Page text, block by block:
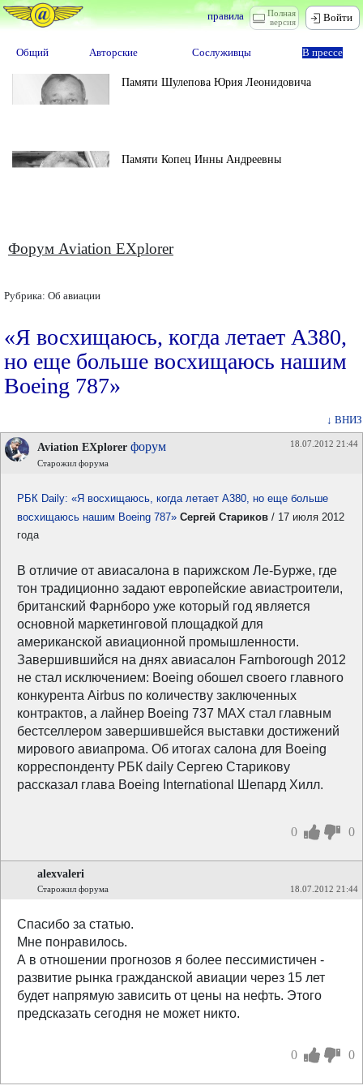
Полная
версия
правила Войти
Общий Авторские Сослуживцы В прессе
Памяти Шулепова Юрия Леонидовича
Памяти Копец Инны Андреевны
Форум Aviation EXplorer
Рубрика: Об авиации
«Я восхищаюсь, когда летает А380,
но еще больше восхищаюсь нашим
Boeing 787»
↓ ВНИЗ
Aviation EXplorer форум
Старожил форума
18.07.2012 21:44
РБК Daily: «Я восхищаюсь, когда летает А380, но еще больше
восхищаюсь нашим Boeing 787» Сергей Стариков / 17 июля 2012
года
В отличие от авиасалона в парижском Ле-Бурже, где
тон традиционно задают европейские авиастроители,
британский Фарнборо уже который год является
основной маркетинговой площадкой для
американской авиационной промышленности.
Завершившийся на днях авиасалон Farnborough 2012
не стал исключением: Boeing обошел своего главного
конкурента Airbus по количеству заключенных
контрактов, а лайнер Boeing 737 MAX стал главным
бестселлером завершившейся выставки достижений
мирового авиапрома. Об итогах салона для Boeing
корреспонденту РБК daily Сергею Старикову
рассказал глава Boeing International Шепард Хилл.
0 0
alexvaleri
Старожил форума 18.07.2012 21:44
Спасибо за статью.
Мне понравилось.
А в отношении прогнозов я более пессимистичен -
развитие рынка гражданской авиации через 15 лет
будет напрямую зависить от цены на нефть. Этого
предсказать сегодня не может никто.
0 0